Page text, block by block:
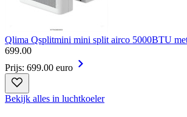
Qlima Qsplitmini mini split airco 5000BTU
699.00
Prijs: 699.00 euro
Bekijk alles in luchtkoeler